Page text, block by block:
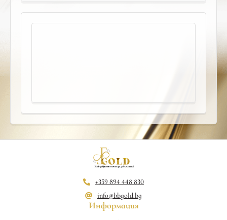
+359 894 448 830
info@bbgold.bg
Информация